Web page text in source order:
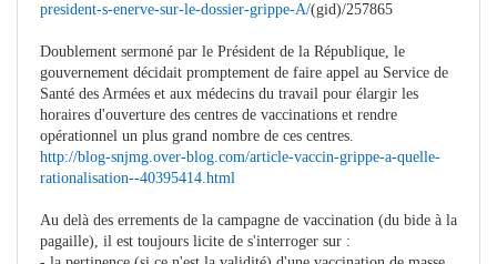
president-s-enerve-sur-le-dossier-grippe-A/(gid)/257865
Doublement sermoné par le Président de la République, le
gouvernement décidait promptement de faire appel au Service de
Santé des Armées et aux médecins du travail pour élargir les
horaires d'ouverture des centres de vaccinations et rendre
opérationnel un plus grand nombre de ces centres.
http://blog-snjmg.over-blog.com/article-vaccin-grippe-a-quelle-
rationalisation--40395414.html
Au delà des errements de la campagne de vaccination (du bide à la
pagaille), il est toujours licite de s'interroger sur :